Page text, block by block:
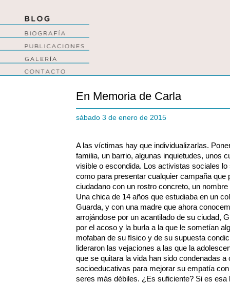
En Memoria de Carla
sábado 3 de enero de 2015
A las víctimas hay que individualizarlas.
familia, un barrio, algunas inquietudes, unos
visible o escondida. Los activistas sociales
como para presentar cualquier campaña que
ciudadano con un rostro concreto, un
Una chica de 14 años que estudiaba en un
Guarda, y con una madre que ahora
arrojándose por un acantilado de su ciudad,
por el acoso y la burla a la que le sometían
mofaban de su físico y de su supuesta
lideraron las vejaciones a las que la
que se quitara la vida han sido condenadas
socioeducativas para mejorar su empatía
seres más débiles. ¿Es suficiente? Si es esa